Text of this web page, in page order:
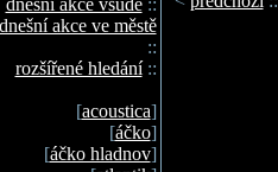
dnešní akce všude::
dnešní akce ve městě
::
rozšířené hledání::
[acoustica]
[áčko]
[áčko hladnov]